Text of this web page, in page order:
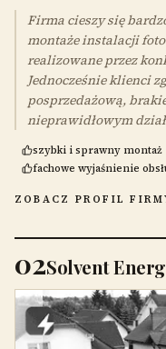
Firma cieszy się
montaże instalacji
realizowane przez
Jednocześnie klienci
posprzedażową,
nieprawidłowym
szybki i sprawny montaż
fachowe wyjaśnienie
ZOBACZ PROFIL
02Solvent